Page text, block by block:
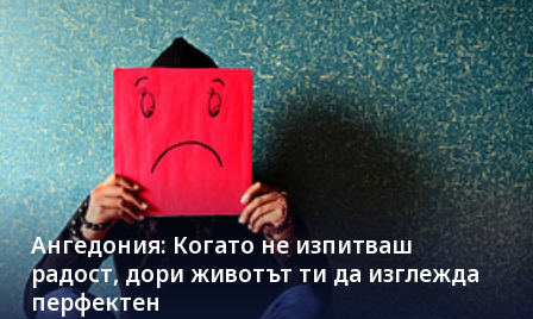
Ангедония: Когато не изпитваш
радост, дори животът ти да изглежда
перфектен